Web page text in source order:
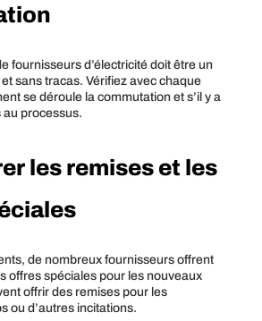
fournisseurs d’électricité doit être un
sans tracas. Vérifiez avec chaque
se déroule la commutation et s’il y a
au processus.
les remises et les
de nombreux fournisseurs offrent
offres spéciales pour les nouveaux
offrir des remises pour les
ou d’autres incitations.